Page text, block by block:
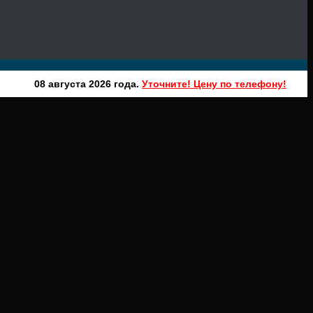
08 августа 2026 года. Уточните! Цену по телефону!